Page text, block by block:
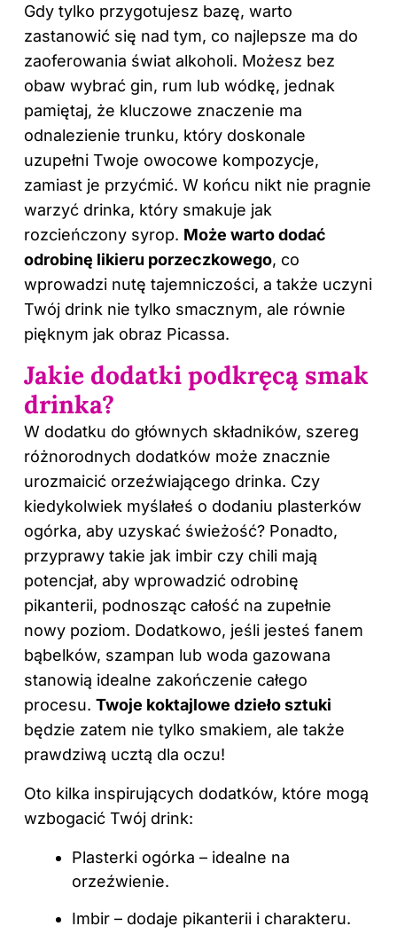
Gdy tylko przygotujesz bazę, warto
zastanowić się nad tym, co najlepsze ma do
zaoferowania świat alkoholi. Możesz bez
obaw wybrać gin, rum lub wódkę, jednak
pamiętaj, że kluczowe znaczenie ma
odnalezienie trunku, który doskonale
uzupełni Twoje owocowe kompozycje,
zamiast je przyćmić. W końcu nikt nie pragnie
warzyć drinka, który smakuje jak
rozcieńczony syrop. Może warto dodać
odrobinę likieru porzeczkowego, co
wprowadzi nutę tajemniczości, a także uczyni
Twój drink nie tylko smacznym, ale równie
pięknym jak obraz Picassa.
Jakie dodatki podkręcą smak
drinka?
W dodatku do głównych składników, szereg
różnorodnych dodatków może znacznie
urozmaicić orzeźwiającego drinka. Czy
kiedykolwiek myślałeś o dodaniu plasterków
ogórka, aby uzyskać świeżość? Ponadto,
przyprawy takie jak imbir czy chili mają
potencjał, aby wprowadzić odrobinę
pikanterii, podnosząc całość na zupełnie
nowy poziom. Dodatkowo, jeśli jesteś fanem
bąbelków, szampan lub woda gazowana
stanowią idealne zakończenie całego
procesu. Twoje koktajlowe dzieło sztuki
będzie zatem nie tylko smakiem, ale także
prawdziwą ucztą dla oczu!
Oto kilka inspirujących dodatków, które mogą
wzbogacić Twój drink:
Plasterki ogórka – idealne na
orzeźwienie.
Imbir – dodaje pikanterii i charakteru.